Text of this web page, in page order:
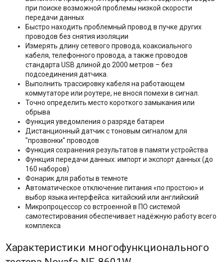
при поиске возможной проблемы низкой скорости
передачи данных
Быстро находить проблемный провод в пучке других
проводов без снятия изоляции
Измерять длину сетевого провода, коаксиального
кабеля, телефонного провода, а также проводов
стандарта USB длиной до 2000 метров – без
подсоединения датчика.
Выполнить трассировку кабеля на работающем
коммутаторе или роутере, не внося помехи в сигнал.
Точно определить место короткого замыкания или
обрыва
Функция уведомления о разряде батареи
Дистанционный датчик с тоновым сигналом для
"прозвонки" проводов
Функция сохранения результатов в памяти устройства
Функция передачи данных: импорт и экспорт данных (до
160 наборов)
Фонарик для работы в темноте
Автоматическое отключение питания «по простою» и
выбор языка интерфейса: китайский или английский
Микропроцессор со встроенной в ПО системой
самотестирования обеспечивает надёжную работу всего
комплекса
Характеристики многофункционального